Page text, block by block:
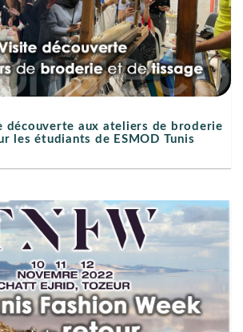
découverte aux ateliers de broderie
les étudiants de ESMOD Tunis